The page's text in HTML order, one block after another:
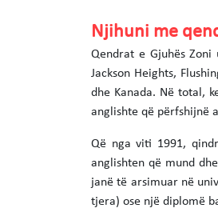
Njihuni me
Qendrat e Gjuhës
Jackson Heights,
dhe Kanada. Në total,
anglishte që përfshijnë
Që nga viti 1991,
anglishten që mund
janë të arsimuar në
tjera) ose një diplomë